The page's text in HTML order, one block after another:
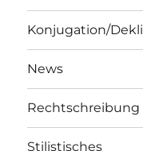
Konjugation/
News
Rechtschreibung
Stilistisches